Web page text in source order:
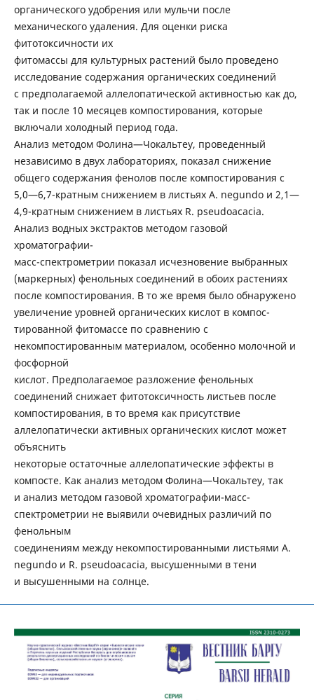
органического удобрения или мульчи после
механического удаления. Для оценки риска
фитотоксичности их
фитомассы для культурных растений было проведено
исследование содержания органических соединений
с предполагаемой аллелопатической активностью как до,
так и после 10 месяцев компостирования, которые
включали холодный период года.
Анализ методом Фолина—Чокальтеу, проведенный
независимо в двух лабораториях, показал снижение
общего содержания фенолов после компостирования с
5,0—6,7-кратным снижением в листьях A. negundo и 2,1—
4,9-кратным снижением в листьях R. pseudoacacia.
Анализ водных экстрактов методом газовой
хроматографии-
масс-спектрометрии показал исчезновение выбранных
(маркерных) фенольных соединений в обоих растениях
после компостирования. В то же время было обнаружено
увеличение уровней органических кислот в компос-
тированной фитомассе по сравнению с
некомпостированным материалом, особенно молочной и
фосфорной
кислот. Предполагаемое разложение фенольных
соединений снижает фитотоксичность листьев после
компостирования, в то время как присутствие
аллелопатически активных органических кислот может
объяснить
некоторые остаточные аллелопатические эффекты в
компосте. Как анализ методом Фолина—Чокальтеу, так
и анализ методом газовой хроматографии-масс-
спектрометрии не выявили очевидных различий по
фенольным
соединениям между некомпостированными листьями A.
negundo и R. pseudoacacia, высушенными в тени
и высушенными на солнце.